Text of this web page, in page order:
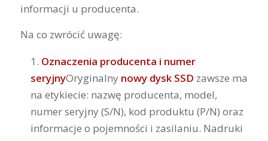
informacji u producenta.
Na co zwrócić uwagę:
Oznaczenia producenta i numer
seryjnyOryginalny nowy dysk SSD zawsze ma
na etykiecie: nazwę producenta, model,
numer seryjny (S/N), kod produktu (P/N) oraz
informacje o pojemności i zasilaniu. Nadruki